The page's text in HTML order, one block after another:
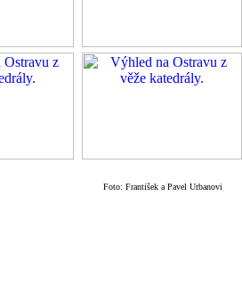
Foto: František a Pavel Urbanovi